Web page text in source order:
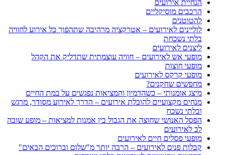
הנחיית אירועים
הרכבים מוסיקליים
להטוטנים
לוליינים לאירועים – אטרקציה מרהיבה שתהפוך כל אירוע לחוויה
בלתי נשכחת
ליצנים לאירועים
מופעי אש לאירועים – חוויה עוצמתית שתדליק את הקהל
מופעי חוצות
מופעי קרקס לאירועים
מחפשים שחקנים?
מיצג אומנותי – כשהדמיון והמציאות נפגשים על במת החיים
מנחים מקצועיים להובלת אירועים – הדרך לאירוע מסודר, מרגש
ובלתי נשכח
הפסל האנושי שחוצה את הגבול בין אמנות למציאות – מופע שובה
לב לאירועים
מופעי פסלים חיים לאירועים
קבלות פנים לאירועים – הרבה יותר מ"שלום וברוכים הבאים"